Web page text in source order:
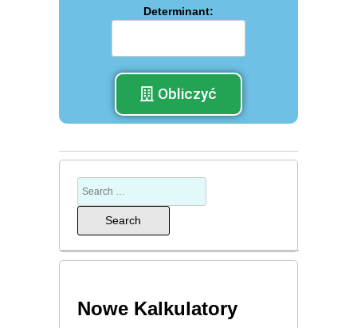
Determinant:
Obliczyć
Nowe Kalkulatory